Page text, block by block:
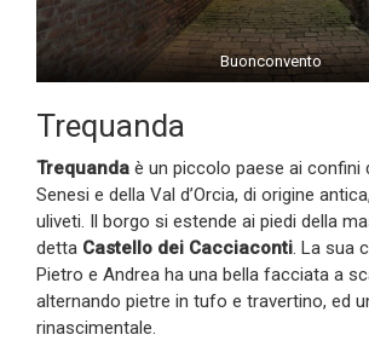
Buonconvento
Trequanda
Trequanda è un piccolo paese ai confini
Senesi e della Val d’Orcia, di origine
uliveti. Il borgo si estende ai piedi della
detta Castello dei Cacciaconti. La sua
Pietro e Andrea ha una bella facciata a
alternando pietre in tufo e travertino, ed
rinascimentale.